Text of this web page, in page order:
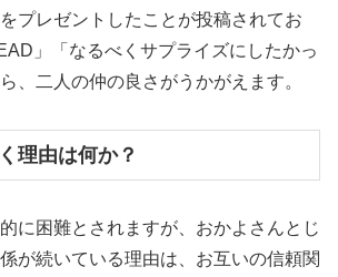
プレゼントしたことが投稿されてお
」「なるべくサプライズにしたかっ
、二人の仲の良さがうかがえます。
理由は何か？
に困難とされますが、おかよさんとじ
が続いている理由は、お互いの信頼関